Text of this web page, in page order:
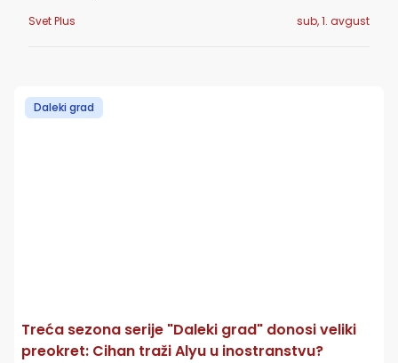
Svet Plus sub, 1. avgust
Daleki grad
Treća sezona serije "Daleki grad" donosi veliki
preokret: Cihan traži Alyu u inostranstvu?